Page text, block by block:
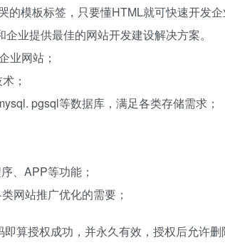
的模板标签，只要懂HTML就可快速开发
业提供最佳的网站开发建设解决方案。
业网站；
；
pgsql等数据库，满足各类存储需求；
、APP等功能；
网站推广优化的需要；
算授权成功，并永久有效，授权后允许删